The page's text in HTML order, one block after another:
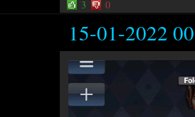
3 0
15-01-2022